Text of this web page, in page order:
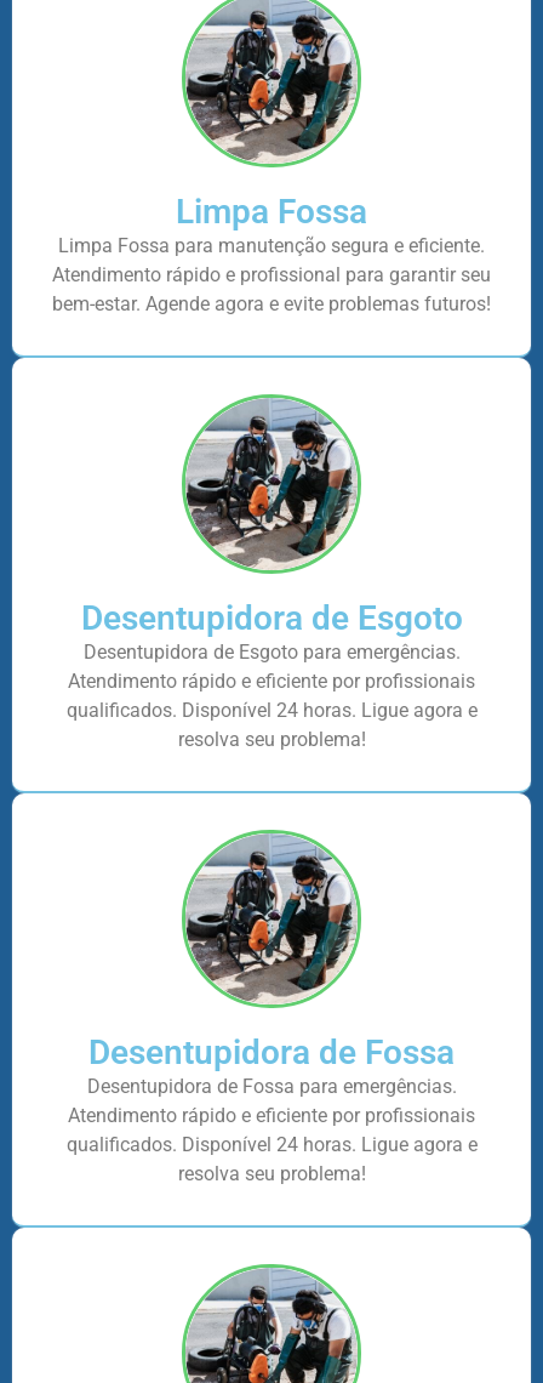
Limpa Fossa
Limpa Fossa para manutenção segura e eficiente.
Atendimento rápido e profissional para garantir seu
bem-estar. Agende agora e evite problemas futuros!
Desentupidora de Esgoto
Desentupidora de Esgoto para emergências.
Atendimento rápido e eficiente por profissionais
qualificados. Disponível 24 horas. Ligue agora e
resolva seu problema!
Desentupidora de Fossa
Desentupidora de Fossa para emergências.
Atendimento rápido e eficiente por profissionais
qualificados. Disponível 24 horas. Ligue agora e
resolva seu problema!